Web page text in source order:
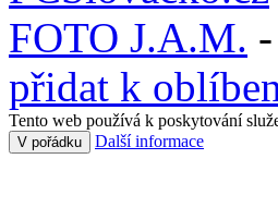
FOTO J.A.M. -
přidat k
Tento web používá k poskytování
V pořádku Další informace